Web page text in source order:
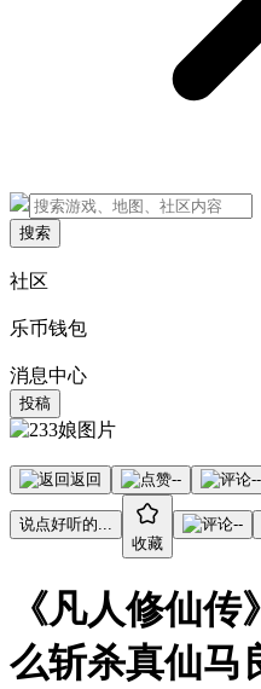
搜索
社区
乐币钱包
消息中心
投稿
返回 -- --
说点好听的...
收藏
--
《凡人修仙
么斩杀真仙马